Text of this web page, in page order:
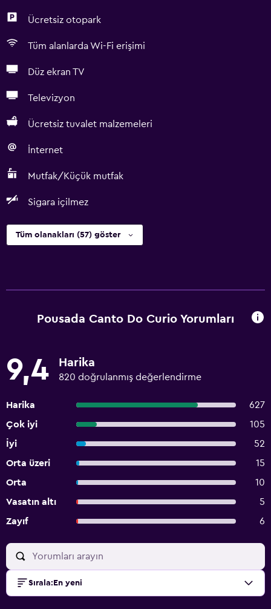
Ücretsiz otopark
Tüm alanlarda Wi-Fi erişimi
Düz ekran TV
Televizyon
Ücretsiz tuvalet malzemeleri
İnternet
Mutfak/Küçük mutfak
Sigara içilmez
Tüm olanakları (57) göster
Pousada Canto Do Curio Yorumları
9,4 Harika
820 doğrulanmış değerlendirme
Harika
627
Çok iyi
105
İyi
52
Orta üzeri
15
Orta
10
Vasatın altı
5
Zayıf
6
Sırala: En yeni